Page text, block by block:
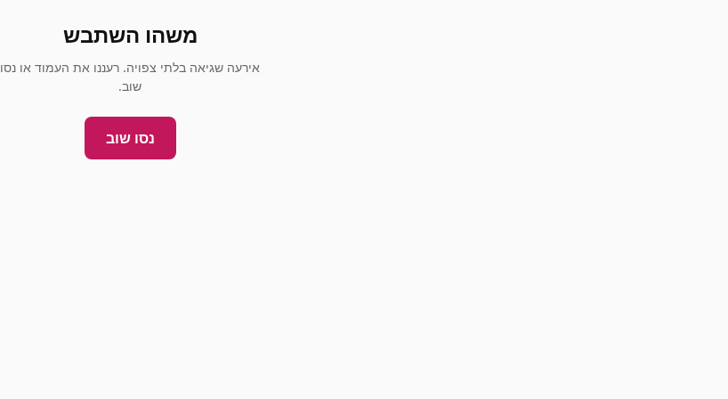
משהו השתבש
אירעה שגיאה בלתי צפויה. רעננו את העמוד או נסו
שוב.
נסו שוב